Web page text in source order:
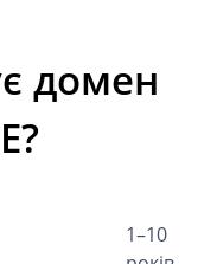
домен
1–10